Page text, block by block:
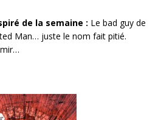
de la semaine : Le bad guy de
Man… juste le nom fait pitié.